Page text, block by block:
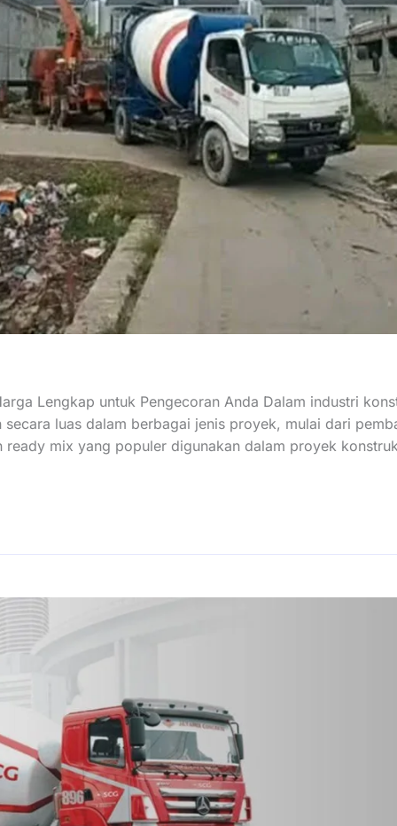
Lengkap untuk Pengecoran Anda Dalam industri
luas dalam berbagai jenis proyek, mulai dari
ready mix yang populer digunakan dalam proyek